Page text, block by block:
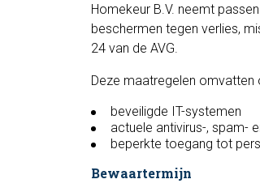
Homekeur B.V. neemt
beschermen tegen verlies,
24 van de AVG.
Deze maatregelen omvatten
beveiligde IT-systemen
actuele antivirus-, spam-
beperkte toegang tot
Bewaartermijn